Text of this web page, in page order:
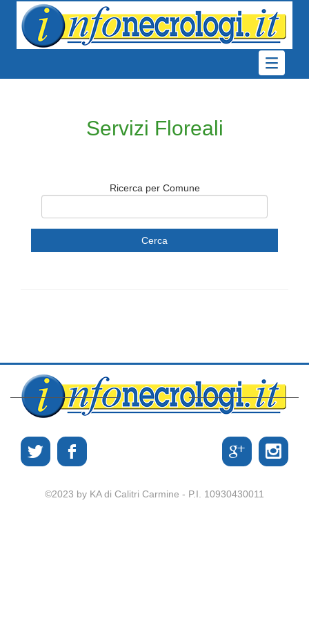
Servizi Floreali
Ricerca per Comune
©2023 by KA di Calitri Carmine - P.I. 10930430011